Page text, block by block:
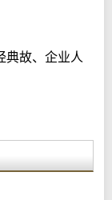
典故、企业人